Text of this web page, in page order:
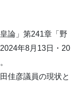
論」第241章「野
年8月13日・20
佳彦議員の現状と